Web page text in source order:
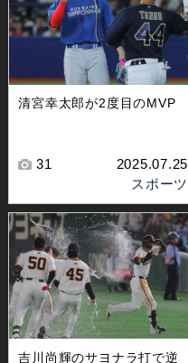
清宮幸太郎が2度目のMVP
31
2025.07.25
スポーツ
吉川尚輝のサヨナラ打で逆